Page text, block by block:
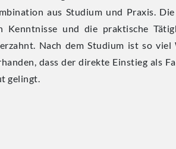
aus Studium und Praxis.
Kenntnisse und die praktische
Nach dem Studium ist so viel
dass der direkte Einstieg als
gelingt.